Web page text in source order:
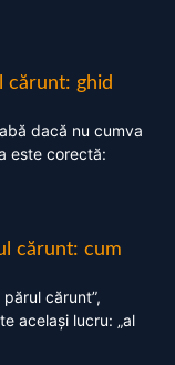
cărunt: ghid
dacă nu cumva
este corectă:
cărunt: cum
cărunt”,
același lucru: „al